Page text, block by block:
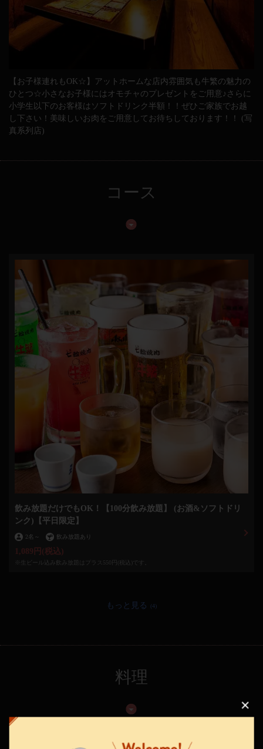
【お子様連れもOK☆】アットホームな店内雰囲気も牛繁の魅力の
ひとつ☆小さなお子様にはオモチャのプレゼントをご用意♪さらに
小学生以下のお客様はソフトドリンク半額！！ぜひご家族でお越
し下さい！美味しいお肉をご用意してお待ちしております！！ (写
真系列店)
コース
飲み放題だけでもOK！【100分飲み放題】 (お酒&ソフトドリ
ンク)【平日限定】
2名 ～ 飲み放題あり
1,089円 (税込)
※生ビール込み飲み放題はプラス550円(税込)です。
もっと見る (4)
料理
この店舗情報をシェアする